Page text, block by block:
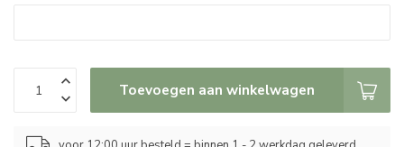
Toevoegen aan winkelwagen